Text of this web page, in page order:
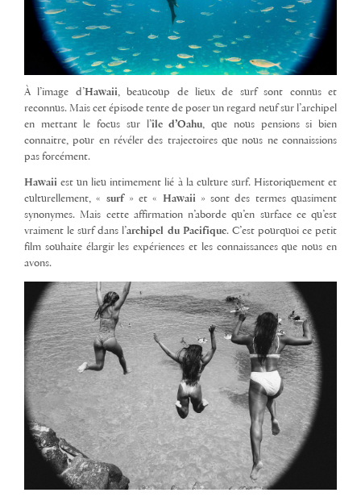
À l’image d’Hawaii, beaucoup de lieux de surf sont connus et
reconnus. Mais cet épisode tente de poser un regard neuf sur l’archipel
en mettant le focus sur l’île d’Oahu, que nous pensions si bien
connaitre, pour en révéler des trajectoires que nous ne connaissions
pas forcément.
Hawaii est un lieu intimement lié à la culture surf. Historiquement et
culturellement, « surf» et « Hawaii» sont des termes quasiment
synonymes. Mais cette affirmation n’aborde qu’en surface ce qu’est
vraiment le surf dans l’archipel du Pacifique. C’est pourquoi ce petit
film souhaite élargir les expériences et les connaissances que nous en
avons.